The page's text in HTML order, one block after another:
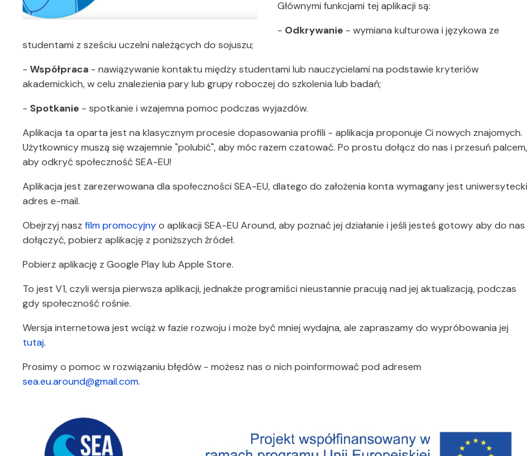
Głównymi funkcjami tej aplikacji są:
- Odkrywanie - wymiana kulturowa i językowa ze
studentami z sześciu uczelni należących do sojuszu;
- Współpraca - nawiązywanie kontaktu między studentami lub nauczycielami na podstawie kryteriów
akademickich, w celu znalezienia pary lub grupy roboczej do szkolenia lub badań;
- Spotkanie - spotkanie i wzajemna pomoc podczas wyjazdów.
Aplikacja ta oparta jest na klasycznym procesie dopasowania profili - aplikacja proponuje Ci nowych znajomych.
Użytkownicy muszą się wzajemnie "polubić", aby móc razem czatować. Po prostu dołącz do nas i przesuń palcem,
aby odkryć społeczność SEA-EU!
Aplikacja jest zarezerwowana dla społeczności SEA-EU, dlatego do założenia konta wymagany jest uniwersytecki
adres e-mail.
Obejrzyj nasz film promocyjnyo aplikacji SEA-EU Around, aby poznać jej działanie i jeśli jesteś gotowy aby do nas
dołączyć, pobierz aplikację z poniższych źródeł.
Pobierz aplikację z Google Play lub Apple Store.
To jest V1, czyli wersja pierwsza aplikacji, jednakże programiści nieustannie pracują nad jej aktualizacją, podczas
gdy społeczność rośnie.
Wersja internetowa jest wciąż w fazie rozwoju i może być mniej wydajna, ale zapraszamy do wypróbowania jej
tutaj.
Prosimy o pomoc w rozwiązaniu błędów - możesz nas o nich poinformować pod adresem
sea.eu.around@gmail.com.